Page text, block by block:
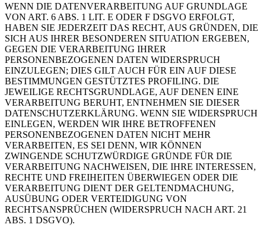
WENN DIE DATENVERARBEITUNG AUF GRUNDLAGE
VON ART. 6 ABS. 1 LIT. E ODER F DSGVO ERFOLGT,
HABEN SIE JEDERZEIT DAS RECHT, AUS GRÜNDEN, DIE
SICH AUS IHRER BESONDEREN SITUATION ERGEBEN,
GEGEN DIE VERARBEITUNG IHRER
PERSONENBEZOGENEN DATEN WIDERSPRUCH
EINZULEGEN; DIES GILT AUCH FÜR EIN AUF DIESE
BESTIMMUNGEN GESTÜTZTES PROFILING. DIE
JEWEILIGE RECHTSGRUNDLAGE, AUF DENEN EINE
VERARBEITUNG BERUHT, ENTNEHMEN SIE DIESER
DATENSCHUTZERKLÄRUNG. WENN SIE WIDERSPRUCH
EINLEGEN, WERDEN WIR IHRE BETROFFENEN
PERSONENBEZOGENEN DATEN NICHT MEHR
VERARBEITEN, ES SEI DENN, WIR KÖNNEN
ZWINGENDE SCHUTZWÜRDIGE GRÜNDE FÜR DIE
VERARBEITUNG NACHWEISEN, DIE IHRE INTERESSEN,
RECHTE UND FREIHEITEN ÜBERWIEGEN ODER DIE
VERARBEITUNG DIENT DER GELTENDMACHUNG,
AUSÜBUNG ODER VERTEIDIGUNG VON
RECHTSANSPRÜCHEN (WIDERSPRUCH NACH ART. 21
ABS. 1 DSGVO).